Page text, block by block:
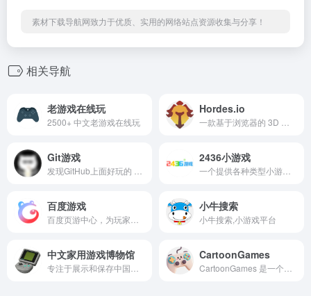
素材下载导航网致力于优质、实用的网络站点资源收集与分享！
相关导航
老游戏在线玩
2500+ 中文老游戏在线玩
Hordes.io
Git游戏 2436小游戏
百度游戏 小牛搜索
小牛搜索,小游戏平台
中文家用游戏博物馆 CartoonGames